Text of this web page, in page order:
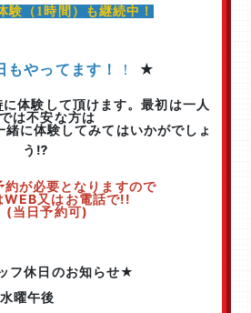
験（1時間）も継続中！
もやってます！ ！ ★
に体験して頂けます。最初は一人
では不安な方は
緒に体験してみてはいかがでしょ
う⁉
約が必要となりますので
WEB又はお電話で!!
​​​​​​​(当日予約可)
フ休日のお知らせ★
曜午後